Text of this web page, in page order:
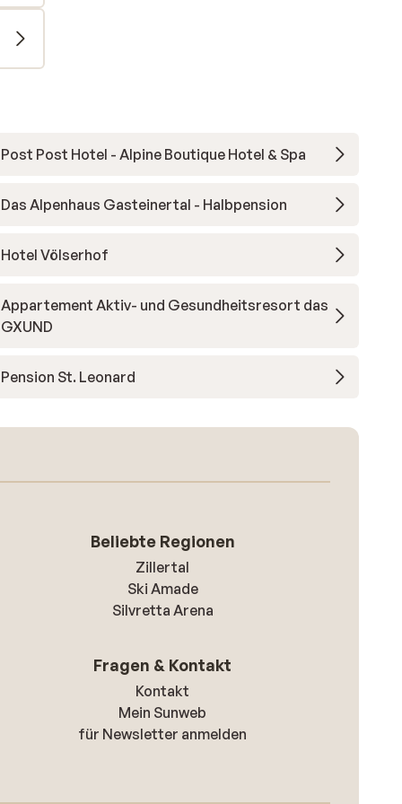
Post Post Hotel - Alpine Boutique Hotel & Spa
Das Alpenhaus Gasteinertal - Halbpension
Hotel Völserhof
Appartement Aktiv- und Gesundheitsresort das
GXUND
Pension St. Leonard
Beliebte Regionen
Zillertal
Ski Amade
Silvretta Arena
Fragen & Kontakt
Kontakt
Mein Sunweb
für Newsletter anmelden